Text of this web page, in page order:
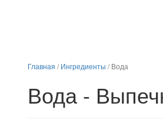
Главная /Ингредиенты /Вода
Вода -